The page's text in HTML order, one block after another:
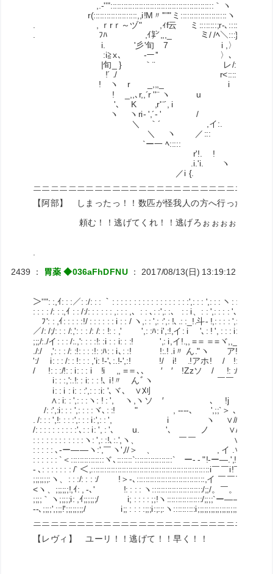
,.-''":::::::::::::::::::::::::::::::::::::::::::::::｀ヽ
r(::::::::::::::::::::,,i!M〃''''"ミ:::::::::::::::::::::ヽ
. ゞ, ｒrｒ～ヅ" ,ｨf云 ミ::::::::;r-､::::ﾍ .人
. ﾌﾊ ,ｲ㌢,,,_ ミ/ /ﾍ＼:::} ⌒
i. '彡'旬 7 i ,〉
:i≧x､ -ー'' 〉､ /::| __
|旬_ } ｀¨ レ/:::::l ｀
!´ ./ r<::::::::l
! ヽ r _,,,_ i .ヽ:::::l
! _,,､r,,´r ''¨ ヽ u ヽ､i
'､ Kゝ ,r'¨´, i L
ヽ ヽri- ',´- ' / ヽ ｀
＼ ｀´ ,イ:. '. / i｀
＼ ヽ ／::: / |
`ー一 ﾍ::::: /
r'!. ! ./
.i.'i. ヽ
／i {. /
￣￣￣￣￣￣￣￣￣￣￣￣￣￣￣￣￣￣￣￣￣￣￣￣￣￣
【阿部】 しまったっ！！数匹が怪我人の方へ行ったぞ！！
頼む！！逃げてくれ！！逃げろぉぉぉぉぉ！！！
2439 ： 胃薬 ◆036aFhDFNU ： 2017/08/13(日) 13:19:12
＞''": :,ｲ: : :／: :/: : : ｀: : : : : : : : : : : : : : : : : :',: : : ',: : : ヽ: : :! : : : : :
: : : : /: : :,ｲ : : /:/: : : : : : ,: : : ,、: : ､: :',: :、 : : i、: : ',: : : : '､: :!: : : : :/
￣ﾌ': : ,ｲ: : : : :!/ : : : : : : i : : / ヽ,: : ',: :',: !､.: :_!.斗- !,: : : : ',: !: : : :/
／/: /;/: : : /:,': : : /: /: : !: : ,' ',: :ﾊ: i',:!,イ: i '､: ! ', : : : i: i: : :/,': :/:
;;;/:./イ: : : /:.,': : : :!: :i : : i: : :! ',: i,イ!.,, =＝＝=ヾ,,_!__: : :!: !: :
./:/ ,': : : /: :!: : : :!: :ﾊ: : i､: :! !:.! .i〃 ん."ヽ ア!´: : :!: i- ､: /:
':/ i: : : /: : !: : : ,'i: !-'､:.!-',:! !/ i! .!アホ! / !: : :/: :i´` Y: :
/ !: : :/!: : i: : : i !i ,, =＝､、 ′ ′ !Zzソ / !: :/: : :! i : /
i: : :,':.!: : i: : : !､ i!〃 んﾞヽ ￣￣ ,':,ｲ: : :
i: : i : i: : :',: : :i: '､ヾ､ ∨刈 /ｲ: : : :
∧: i: : ',: : :ヽ: ! : ', ヽ,ヽソ ′ ､ !j / !: : :
/: :',:i: : : ',: : : :ヾ､: :! " , ----､ ',;;`＞ ､ ,':
. /: : : ',!: : : :',: : : i:',: : ', i ヽ ∨/// !
/: : : : : : : : : :'､: : i: ', : '､ u. '､ ノ ∨//.!: :
: : : : : : : : : : : :ヽ: ',: :!､:.',ヽ、 ￣￣ ∨/i: :
: : : : : ､-ー――ヽ:',￣ヽ',//＞ 、 , イ .∨!: : :
: : : : : : `＜:::::::::::::::ヾ､:::::::`:::::::::::::::::` ー- ‐ "!-ー
‐ ､: : : : : : : /` ＜,::::::::::::::::::::::::::::::::::::::::::::::::::::::i￣￣i!￣!: : : : :
;;;;;;;:ヽ、: : :/: : : :/ !＞-､:::::::::::::::::::::::::::::::,イ ￣￣￣i: : : : :
<ヽ、;;;;;;!,ｲ: , -､' !: : : : ヽ:::::::::::::::::::::::/;;/。￣。｀i;;;!: : : :
;;;;｀ヽ;;;;;i: ,ｲ;;;;;;/ i; : : : : ;;!ヽ::::::::::::::::/;;;;`ー――';;;!: : : : :
‐-､;;;;',;;;!';;;;;;;;/ i;; : : : :;;;i:;:;:ヽ::::::::::i;;;;;;;;;;;;;;;;;;;;;;;;/:;i;; : : :
￣￣￣￣￣￣￣￣￣￣￣￣￣￣￣￣￣￣￣￣￣￣￣￣￣￣
【レヴィ】 ユーリ！！逃げて！！早く！！